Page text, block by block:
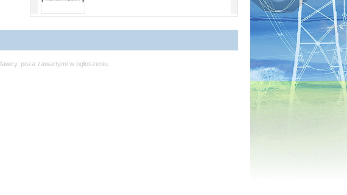
poza zawartymi w ogłoszeniu.